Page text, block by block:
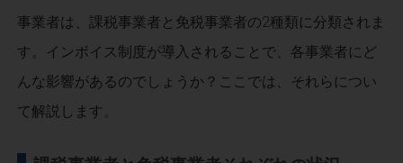
事業者は、課税事業者と免税事業者の2種類に分類されま
す。インボイス制度が導入されることで、各事業者にど
んな影響があるのでしょうか？ここでは、それらについ
て解説します。